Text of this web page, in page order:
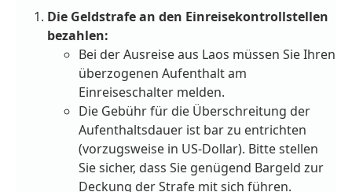
Die Geldstrafe an den Einreisekontrollstellen
bezahlen:
Bei der Ausreise aus Laos müssen Sie Ihren
überzogenen Aufenthalt am
Einreiseschalter melden.
Die Gebühr für die Überschreitung der
Aufenthaltsdauer ist bar zu entrichten
(vorzugsweise in US-Dollar). Bitte stellen
Sie sicher, dass Sie genügend Bargeld zur
Deckung der Strafe mit sich führen.